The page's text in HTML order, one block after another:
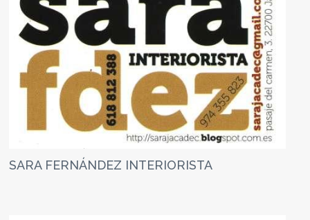
SARA FERNÁNDEZ INTERIORISTA